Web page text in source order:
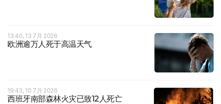
13:40, 13 7月 2026
欧洲逾万人死于高温天气
19:43, 10 7月 2026
西班牙南部森林火灾已致12人死亡